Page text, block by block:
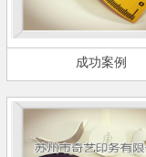
成功案例